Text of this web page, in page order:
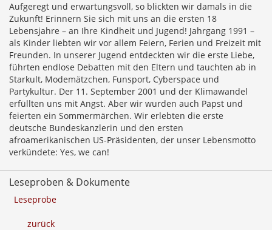
Aufgeregt und erwartungsvoll, so blickten wir damals in die
Zukunft! Erinnern Sie sich mit uns an die ersten 18
Lebensjahre – an Ihre Kindheit und Jugend! Jahrgang 1991 –
als Kinder liebten wir vor allem Feiern, Ferien und Freizeit mit
Freunden. In unserer Jugend entdeckten wir die erste Liebe,
führten endlose Debatten mit den Eltern und tauchten ab in
Starkult, Modemätzchen, Funsport, Cyberspace und
Partykultur. Der 11. September 2001 und der Klimawandel
erfüllten uns mit Angst. Aber wir wurden auch Papst und
feierten ein Sommermärchen. Wir erlebten die erste
deutsche Bundeskanzlerin und den ersten
afroamerikanischen US-Präsidenten, der unser Lebensmotto
verkündete: Yes, we can!
Leseproben & Dokumente
Leseprobe
zurück